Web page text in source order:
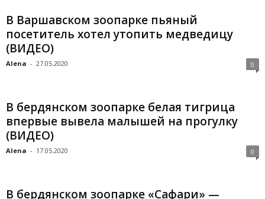
В Варшавском зоопарке пьяный
посетитель хотел утопить медведицу
(ВИДЕО)
Alena - 27.05.2020 0
В бердянском зоопарке белая тигрица
впервые вывела малышей на прогулку
(ВИДЕО)
Alena - 17.05.2020 0
В бердянском зоопарке «Сафари» —